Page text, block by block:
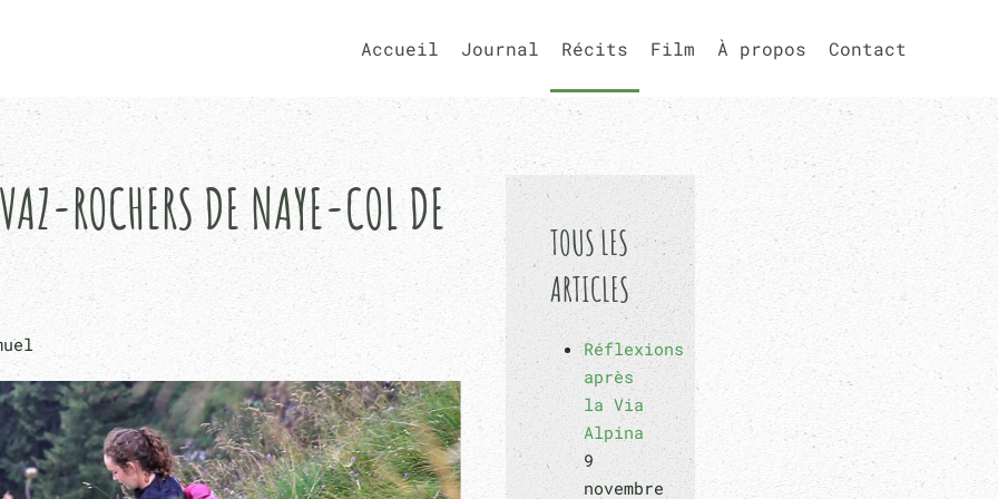
Accueil Journal Récits Film À propos Contact
ROCHERS DE NAYE-COL DE
TOUS LES
ARTICLES
Réflexions
après
la Via
Alpina
9
novembre